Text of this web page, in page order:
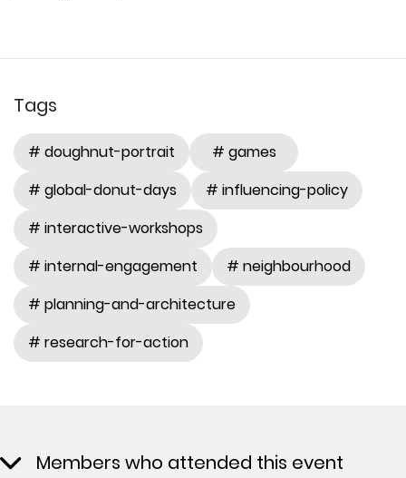
Tags
# doughnut-portrait
# games
# global-donut-days
# influencing-policy
# interactive-workshops
# internal-engagement
# neighbourhood
# planning-and-architecture
# research-for-action
Members who attended this event